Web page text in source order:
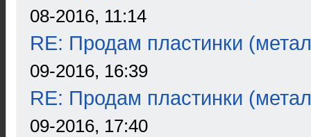
08-2016, 11:14
RE: Продам пластинки
09-2016, 16:39
RE: Продам пластинки
09-2016, 17:40